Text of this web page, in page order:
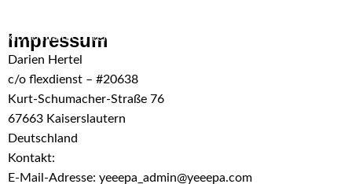
Skip to main content
Impressum
Darien Hertel
c/o flexdienst – #20638
Kurt-Schumacher-Straße 76
67663 Kaiserslautern
Deutschland
Kontakt:
E-Mail-Adresse: yeeepa_admin@yeeepa.com